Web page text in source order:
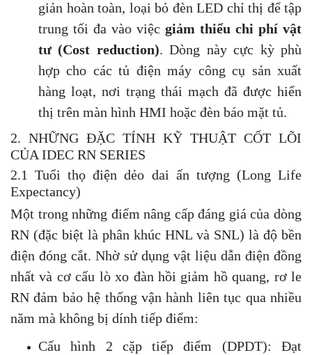
giản hoàn toàn, loại bỏ đèn LED chỉ thị để tập
trung tối đa vào việc giảm thiểu chi phí vật
tư (Cost reduction). Dòng này cực kỳ phù
hợp cho các tủ điện máy công cụ sản xuất
hàng loạt, nơi trạng thái mạch đã được hiển
thị trên màn hình HMI hoặc đèn báo mặt tủ.
2. NHỮNG ĐẶC TÍNH KỸ THUẬT CỐT LÕI
CỦA IDEC RN SERIES
2.1 Tuổi thọ điện dẻo dai ấn tượng (Long Life
Expectancy)
Một trong những điểm nâng cấp đáng giá của dòng
RN (đặc biệt là phân khúc HNL và SNL) là độ bền
điện đóng cắt. Nhờ sử dụng vật liệu dẫn điện đồng
nhất và cơ cấu lò xo đàn hồi giảm hồ quang, rơ le
RN đảm bảo hệ thống vận hành liên tục qua nhiều
năm mà không bị dính tiếp điểm:
Cấu hình 2 cặp tiếp điểm (DPDT): Đạt